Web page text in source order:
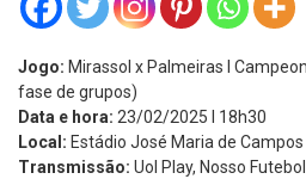
Jogo: Mirassol x Palmeiras l
fase de grupos)
Data e hora: 23/02/2025 l 18h30
Local: Estádio José Maria de
Transmissão: Uol Play, Nosso